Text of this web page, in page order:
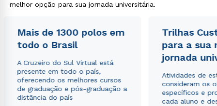
melhor opção para sua jornada universitária.
Mais de 1300 polos em
todo o Brasil
A Cruzeiro do Sul Virtual está
presente em todo o país,
oferecendo os melhores cursos
de graduação e pós-graduação a
distância do país
Trilhas
para a sua
jornada
Atividades de
consideram os
específicos e
cada aluno e